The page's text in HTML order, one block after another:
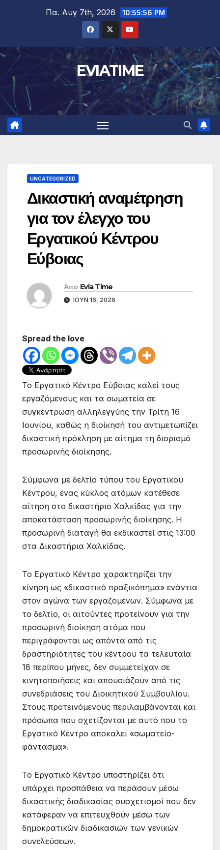
Πα. Αυγ 7th, 2026 10:55:57 PM
EVIATIME
UNCATEGORIZED
Δικαστική αναμέτρηση
για τον έλεγχο του
Εργατικού Κέντρου
Εύβοιας
Από Evia Time
ΙΟΎΝ 16, 2026
Spread the love
Το Εργατικό Κέντρο Εύβοιας καλεί τους
εργαζόμενους και τα σωματεία σε
συγκέντρωση αλληλεγγύης την Τρίτη 16
Ιουνίου, καθώς η διοίκησή του αντιμετωπίζει
δικαστική πρόκληση με αίτημα τη διορισμό
προσωρινής διοίκησης.
Σύμφωνα με δελτίο τύπου του Εργατικού
Κέντρου, ένας κύκλος ατόμων κατέθεσε
αίτηση στο δικαστήριο Χαλκίδας για την
αποκατάσταση προσωρινής διοίκησης. Η
προσωρινή διαταγή θα εκδικαστεί στις 13:00
στα Δικαστήρια Χαλκίδας.
Το Εργατικό Κέντρο χαρακτηρίζει την
κίνηση ως «δικαστικό πραξικόπημα» ενάντια
στον αγώνα των εργαζομένων. Σύμφωνα με
το δελτίο, οι αιτούντες προτείνουν για την
προσωρινή διοίκηση ατόμα που
περιγράφονται ως απόντα από τις
δραστηριότητες του κέντρου τα τελευταία
18 περίπου μήνες, δεν συμμετείχαν σε
κινητοποιήσεις και απουσιάζουν από τις
συνεδριάσεις του Διοικητικού Συμβουλίου.
Στους προτεινόμενους περιλαμβάνονται και
πρόσωπα που σχετίζονται με αυτό που το
Εργατικό Κέντρο αποκαλεί «σωματείο-
φάντασμα».
Το Εργατικό Κέντρο υποστηρίζει ότι
υπάρχει προσπάθεια να περάσουν μέσω
δικαστικής διαδικασίας συσχετισμοί που δεν
κατάφεραν να επιτευχθούν μέσω των
δημοκρατικών διαδικασιών των γενικών
συνελεύσεων.